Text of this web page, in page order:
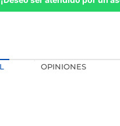
OPINIONES